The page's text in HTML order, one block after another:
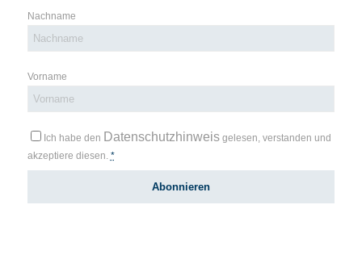
Nachname
Vorname
Ich habe den Datenschutzhinweisgelesen, verstanden und
akzeptiere diesen. *